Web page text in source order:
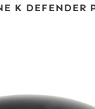
K DEFENDER